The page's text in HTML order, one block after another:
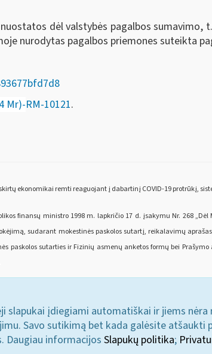
dėl valstybės pagalbos sumavimo,
nurodytas pagalbos priemones suteikta
Mr)-RM-10121.
ekonomikai remti reaguojant į dabartinį COVID-19 protrūkį,
finansų ministro 1998 m. lapkričio 17 d. įsakymu Nr. 268
sudarant mokestinės paskolos sutartį, reikalavimų
paskolos sutarties ir Fizinių asmenų anketos formų bei
slapukai įdiegiami automatiškai ir jiems nėra
Savo sutikimą bet kada galėsite atšaukti
Daugiau informacijos Slapukų politika;